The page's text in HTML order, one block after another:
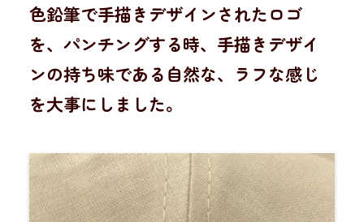
色鉛筆で手描きデザインされたロゴ
を、パンチングする時、手描きデザイ
ンの持ち味である自然な、ラフな感じ
を大事にしました。